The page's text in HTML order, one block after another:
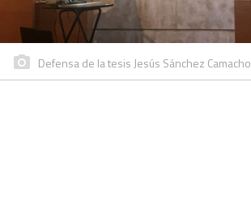
Defensa de la tesis Jesús Sánchez Camacho